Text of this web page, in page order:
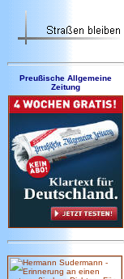
Preußische Allgemeine
Zeitung